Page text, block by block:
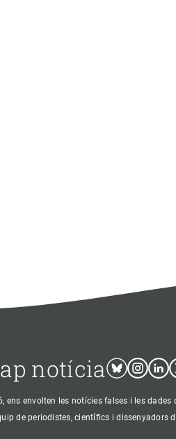
notícia BlueskyInstagram
ens envolten les notícies falses i les dades
de periodistes, científics i dissenyadors